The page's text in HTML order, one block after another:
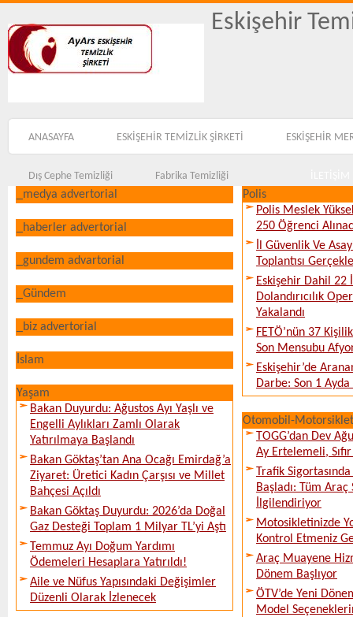
Eskişehir
ANASAYFA ESKİŞEHİR TEMİZLİK ŞİRKETİ ESKİŞEHİR
Dış Cephe Temizliği Fabrika Temizliği
_medya advertorial
_haberler advertorial
_gundem advartorial
_Gündem
_biz advertorial
İslam
Yaşam
Bakan Duyurdu: Ağustos Ayı Yaşlı ve
Engelli Aylıkları Zamlı Olarak
Yatırılmaya Başlandı
Bakan Göktaş’tan Ana Ocağı Emirdağ’a
Ziyaret: Üretici Kadın Çarşısı ve Millet
Bahçesi Açıldı
Bakan Göktaş Duyurdu: 2026’da Doğal
Gaz Desteği Toplam 1 Milyar TL’yi Aştı
Temmuz Ayı Doğum Yardımı
Ödemeleri Hesaplara Yatırıldı!
Aile ve Nüfus Yapısındaki Değişimler
Düzenli Olarak İzlenecek
Polis
Polis Meslek
250 Öğrenci
İl Güvenlik Ve
Toplantısı
Eskişehir Dahil
Dolandırıcılık
Yakalandı
FETÖ’nün 37
Son Mensubu
Eskişehir’de
Darbe: Son 1 Ayda
Otomobil-Motorsiklet
TOGG’dan Dev
Ay Ertelemeli,
Trafik
Başladı: Tüm
İlgilendiriyor
Motosikletinizde
Kontrol Etmeniz
Araç Muayene
Dönem Başlıyor
ÖTV’de Yeni
Model